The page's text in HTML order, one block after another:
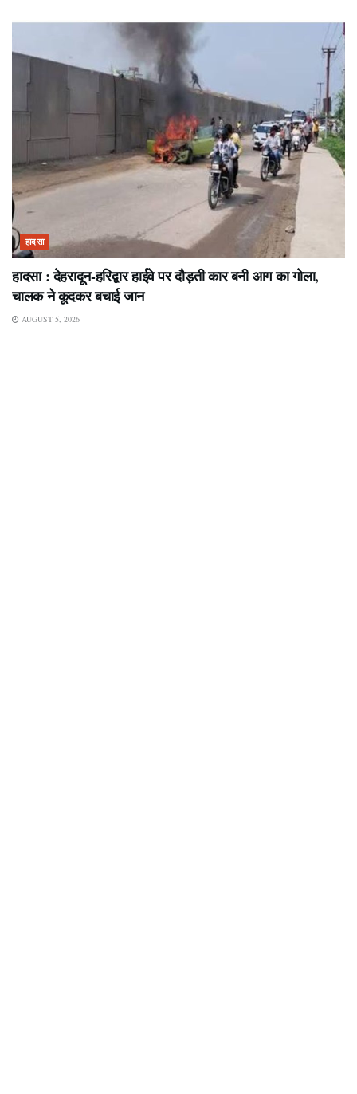
हादसा
हादसा : देहरादून-हरिद्वार हाईवे पर दौड़ती कार बनी आग का गोला,
चालक ने कूदकर बचाई जान
AUGUST 5, 2026